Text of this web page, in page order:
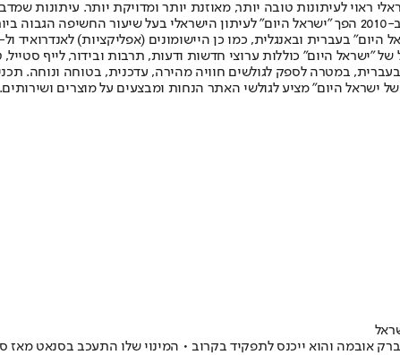
ראוי לעיתונות טובה יותר, מאוזנת יותר ומדויקת יותר. עיתונות
תשלום. המהדורה המודפסת הראשונה פורסמה ב-30 ביולי 2007, וב-2010 הפך "ישראל היום" לעיתון
"ישראל היום" כוללות ערוצי חדשות ודעות, תרבות ובידור, לייף
בעברית, במטרה לספק לגולשים חוויה מהירה, עדכנית, בטוחה
ישראל היום" מציע לגולשי האתר הנחות ומבצעים על מוצרים
וראש הסגל של ברק אובמה והוא ייכנס לתפקיד בקרוב • המינוי שלו